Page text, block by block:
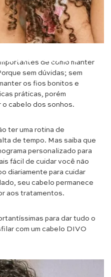
forte e
de como manter
sem dúvidas; sem
os fios bonitos e
práticas, porém
o cabelo dos sonhos.
ter uma rotina de
de tempo. Mas saiba que
personalizado para
fácil de cuidar você não
diariamente para cuidar
seu cabelo permanece
aos tratamentos.
para dar tudo o
com um cabelo DIVO